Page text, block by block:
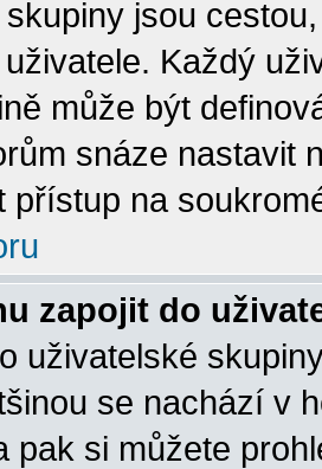
jsou
Každý
může být
snáze nastavit
přístup na
zapojit do
uživatelské
se nachází v
pak si můžete